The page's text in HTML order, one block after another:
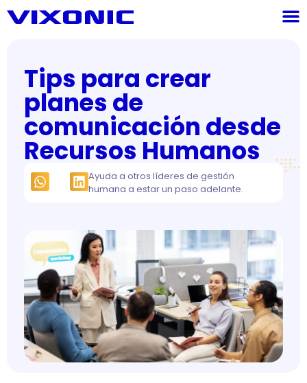
Tips para crear
planes de
comunicación desde
Recursos Humanos
Ayuda a otros líderes de gestión
humana a estar un paso adelante.